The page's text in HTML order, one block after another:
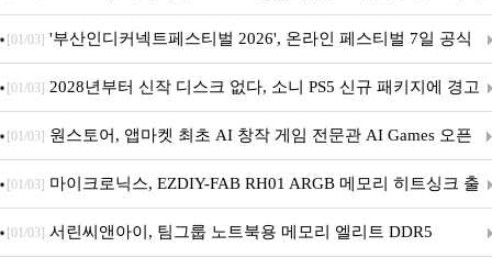
퍼 대기
[01/03] '부산인디커넥트페스티벌 2026', 온라인 페스티벌 7일 공식
개막... 22일간 진행
[01/03] 2028년부터 신작 디스크 없다, 소니 PS5 신규 패키지에 경고
문 추가
[01/03] 원스토어, 앱마켓 최초 AI 창작 게임 전문관 AI Games 오픈
[01/03] 마이크로닉스, EZDIY-FAB RH01 ARGB 메모리 히트싱크 출
시
[01/03] 서린씨앤아이, 팀그룹 노트북용 메모리 엘리트 DDR5